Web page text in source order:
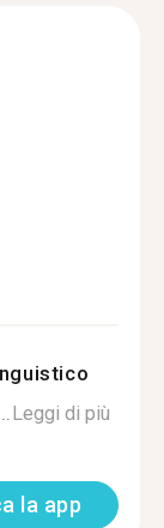
Leggi di più
la app